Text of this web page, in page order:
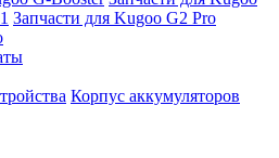
Запчасти для Kugoo G2 Pro
Корпус аккумуляторов